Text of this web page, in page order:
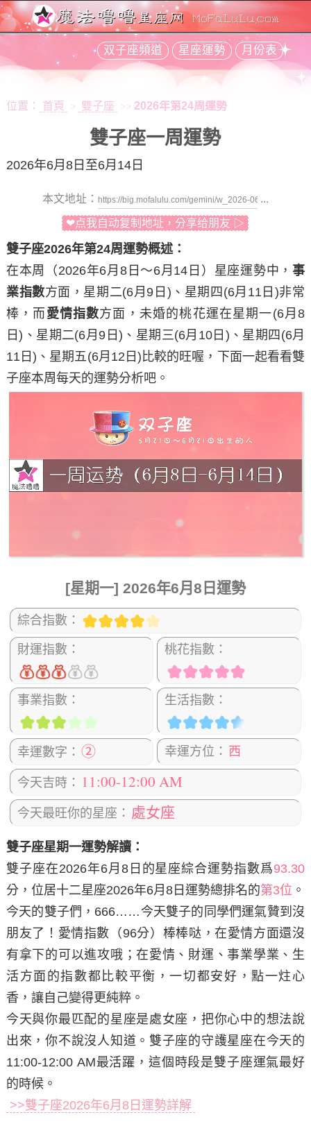
双子座頻道 星座運勢 月份表
位置： 首頁 > 雙子座 >> 2026年第24周運勢
雙子座一周運勢
2026年6月8日至6月14日
本文地址： ...
❤点我自动复制地址，分享给朋友 ▷
雙子座2026年第24周運勢概述：
在本周（2026年6月8日～6月14日）星座運勢中，事
業指數方面， 星期二(6月9日)、 星期四 (6月11日)非常
棒，而 愛情指數方面，未婚的桃花運在星期一(6月8
日)、 星期二(6月9日)、 星期三(6月10日)、 星期四 (6月
11日)、 星期五(6月12日)比較的旺喔，下面一起看看雙
子座本周每天的運勢分析吧。
[星期一] 2026年6月8日運勢
綜合指數：
財運指數： 桃花指數：
事業指數： 生活指數：
幸運數字： ② 幸運方位： 西
今天吉時： 11:00-12:00 AM
今天最旺你的星座： 處女座
雙子座星期一運勢解讀：
雙子座在2026年6月8日 的星座綜合運勢指數爲93.30
分，位居十二星座2026年6月8日運勢總排名的第3位 。
今天的雙子們，666……今天雙子的同學們運氣贊到沒
朋友了！愛情指數（96分）棒棒哒，在愛情方面還沒
有拿下的可以進攻哦；在愛情、財運、事業學業、生
活方面的指數都比較平衡，一切都安好，點一炷心
香，讓自己變得更純粹。
今天與你最匹配的星座是處女座，把你心中的想法說
出來，你不說沒人知道。雙子座的守護星座在今天的
11:00-12:00 AM最活躍，這個時段是雙子座運氣最好
的時候。
>>雙子座2026年6月8日運勢詳解